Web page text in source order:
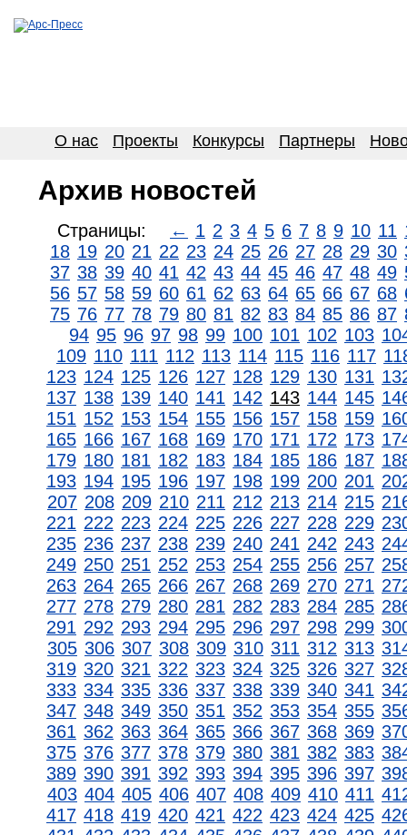
О нас Проекты Конкурсы Партнеры
Архив новостей
Страницы: ← 1 2 3 4 5 6 7 8 9 10 11
18 19 20 21 22 23 24 25 26 27 28 29 30
37 38 39 40 41 42 43 44 45 46 47 48 49
56 57 58 59 60 61 62 63 64 65 66 67 68
75 76 77 78 79 80 81 82 83 84 85 86 87
94 95 96 97 98 99 100 101 102 103
109 110 111 112 113 114 115 116 117
123 124 125 126 127 128 129 130 131
137 138 139 140 141 142 143 144 145
151 152 153 154 155 156 157 158 159
165 166 167 168 169 170 171 172 173
179 180 181 182 183 184 185 186 187
193 194 195 196 197 198 199 200 201
207 208 209 210 211 212 213 214 215
221 222 223 224 225 226 227 228 229
235 236 237 238 239 240 241 242 243
249 250 251 252 253 254 255 256 257
263 264 265 266 267 268 269 270 271
277 278 279 280 281 282 283 284 285
291 292 293 294 295 296 297 298 299
305 306 307 308 309 310 311 312 313
319 320 321 322 323 324 325 326 327
333 334 335 336 337 338 339 340 341
347 348 349 350 351 352 353 354 355
361 362 363 364 365 366 367 368 369
375 376 377 378 379 380 381 382 383
389 390 391 392 393 394 395 396 397
403 404 405 406 407 408 409 410 411
417 418 419 420 421 422 423 424 425